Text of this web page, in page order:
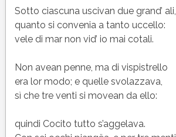
Sotto ciascuna uscivan due grand’ ali,
quanto si convenia a tanto uccello:
vele di mar non vid’ io mai cotali.
Non avean penne, ma di vispistrello
era lor modo; e quelle svolazzava,
sì che tre venti si movean da ello:
quindi Cocito tutto s’aggelava.